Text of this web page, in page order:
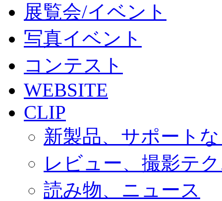
展覧会/イベント
写真イベント
コンテスト
WEBSITE
CLIP
新製品、サポート
レビュー、撮影テ
読み物、ニュース